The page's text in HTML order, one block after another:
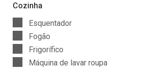
Cozinha
Esquentador
Fogão
Frigorífico
Máquina de lavar roupa